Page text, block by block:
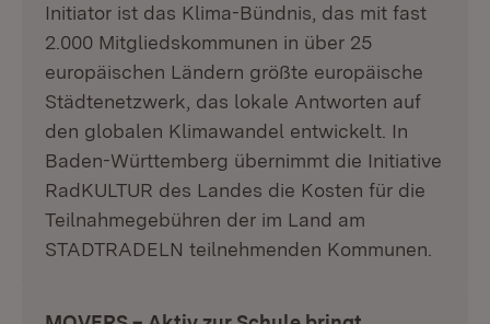
Initiator ist das Klima-Bündnis, das mit fast
2.000 Mitgliedskommunen in über 25
europäischen Ländern größte europäische
Städtenetzwerk, das lokale Antworten auf
den globalen Klimawandel entwickelt. In
Baden-Württemberg übernimmt die Initiative
RadKULTUR des Landes die Kosten für die
Teilnahmegebühren der im Land am
STADTRADELN teilnehmenden Kommunen.